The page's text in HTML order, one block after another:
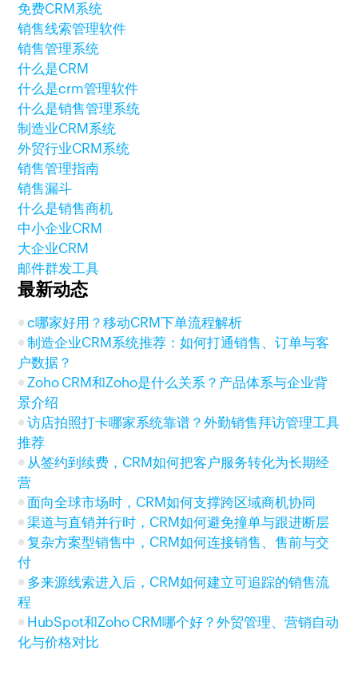
免费CRM系统
销售线索管理软件
销售管理系统
什么是CRM
什么是crm管理软件
什么是销售管理系统
制造业CRM系统
外贸行业CRM系统
销售管理指南
销售漏斗
什么是销售商机
中小企业CRM
大企业CRM
邮件群发工具
最新动态
c哪家好用？移动CRM下单流程解析
制造企业CRM系统推荐：如何打通销售、订单与客
户数据？
Zoho CRM和Zoho是什么关系？产品体系与企业背
景介绍
访店拍照打卡哪家系统靠谱？外勤销售拜访管理工具
推荐
从签约到续费，CRM如何把客户服务转化为长期经
营
面向全球市场时，CRM如何支撑跨区域商机协同
渠道与直销并行时，CRM如何避免撞单与跟进断层
复杂方案型销售中，CRM如何连接销售、售前与交
付
多来源线索进入后，CRM如何建立可追踪的销售流
程
HubSpot和Zoho CRM哪个好？外贸管理、营销自动
化与价格对比